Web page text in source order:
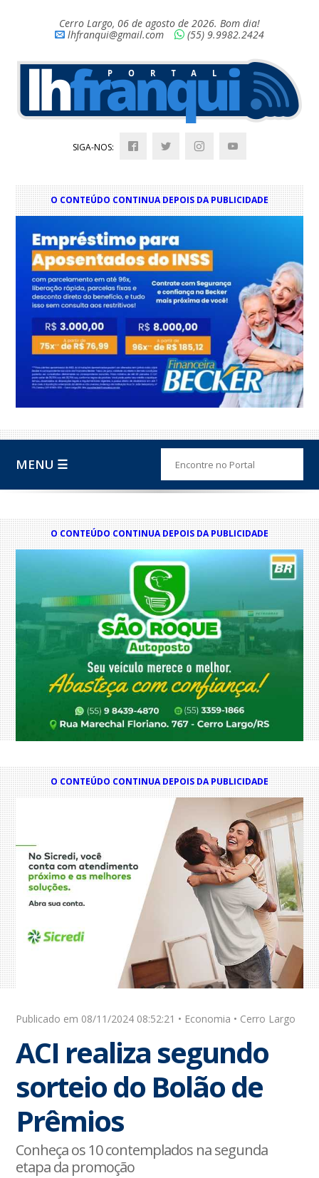
Cerro Largo, 06 de agosto de 2026. Bom dia!
lhfranqui@gmail.com
(55) 9.9982.2424
SIGA-NOS:
O CONTEÚDO CONTINUA DEPOIS DA PUBLICIDADE
MENU ☰
O CONTEÚDO CONTINUA DEPOIS DA PUBLICIDADE
O CONTEÚDO CONTINUA DEPOIS DA PUBLICIDADE
Publicado em 08/11/2024 08:52:21 • Economia • Cerro Largo
ACI realiza segundo
sorteio do Bolão de
Prêmios
Conheça os 10 contemplados na segunda
etapa da promoção